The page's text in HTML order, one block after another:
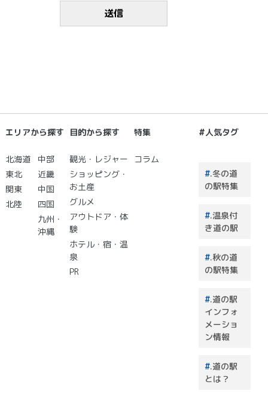
エリアから探す
北海道
東北
関東
北陸
中部
近畿
中国
四国
九州・
沖縄
目的から探す
観光・レジャー
ショッピング・
お土産
グルメ
アウトドア・体
験
ホテル・宿・温
泉
PR
特集
コラム
#人気タグ
.冬の道
の駅特集
.温泉付
き道の駅
.秋の道
の駅特集
.道の駅
インフォ
メーショ
ン情報
.道の駅
とは？